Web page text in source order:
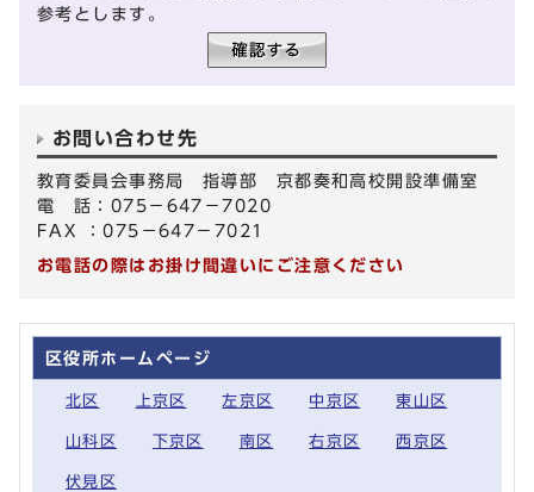
参考とします。
お問い合わせ先
教育委員会事務局 指導部 京都奏和高校開設準備室
電 話：075－647－7020
FAX ：075－647－7021
お電話の際はお掛け間違いにご注意ください
区役所ホームページ
北区 上京区 左京区 中京区 東山区
山科区 下京区 南区 右京区 西京区
伏見区